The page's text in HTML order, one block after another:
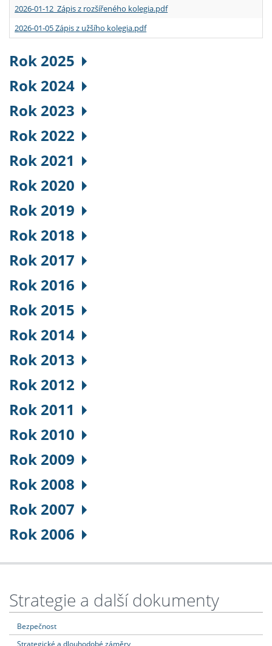
2026-01-12 Zápis z rozšířeného kolegia.pdf
2026-01-05 Zápis z užšího kolegia.pdf
Rok 2025
Rok 2024
Rok 2023
Rok 2022
Rok 2021
Rok 2020
Rok 2019
Rok 2018
Rok 2017
Rok 2016
Rok 2015
Rok 2014
Rok 2013
Rok 2012
Rok 2011
Rok 2010
Rok 2009
Rok 2008
Rok 2007
Rok 2006
Strategie a další dokumenty
Bezpečnost
Strategické a dlouhodobé záměry